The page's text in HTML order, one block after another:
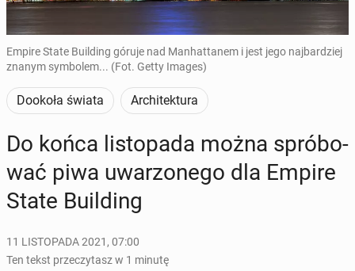
Empire State Building góruje nad Manhattanem i jest jego najbardziej
znanym symbolem... (Fot. Getty Images)
Dookoła świata Architektura
Do końca li­sto­pa­da można spró­bo­
wać piwa uwa­rzo­ne­go dla Empire
State Bu­il­ding
11 LISTOPADA 2021, 07:00
Ten tekst przeczytasz w 1 minutę